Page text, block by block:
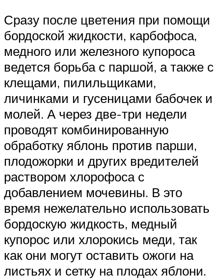
Сразу после цветения при помощи
бордоской жидкости, карбофоса,
медного или железного купороса
ведется борьба с паршой, а также с
клещами, пилильщиками,
личинками и гусеницами бабочек и
молей. А через две-три недели
проводят комбинированную
обработку яблонь против парши,
плодожорки и других вредителей
раствором хлорофоса с
добавлением мочевины. В это
время нежелательно использовать
бордоскую жидкость, медный
купорос или хлорокись меди, так
как они могут оставить ожоги на
листьях и сетку на плодах яблони.